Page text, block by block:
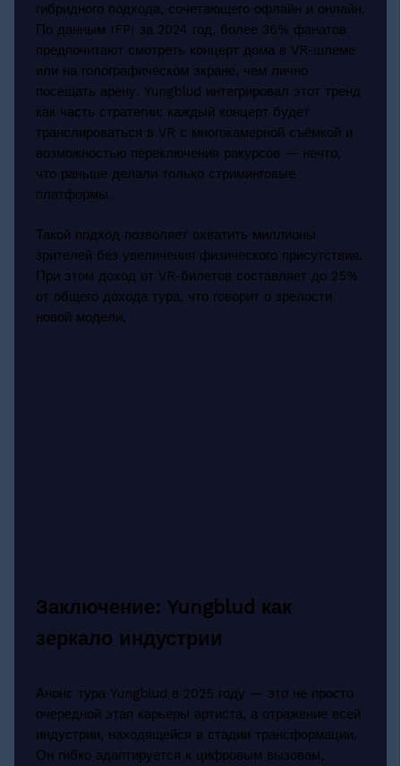
гибридного подхода, сочетающего офлайн и онлайн.
По данным IFPI за 2024 год, более 36% фанатов
предпочитают смотреть концерт дома в VR-шлеме
или на голографическом экране, чем лично
посещать арену. Yungblud интегрировал этот тренд
как часть стратегии: каждый концерт будет
транслироваться в VR с многокамерной съёмкой и
возможностью переключения ракурсов — нечто,
что раньше делали только стриминговые
платформы.
Такой подход позволяет охватить миллионы
зрителей без увеличения физического присутствия.
При этом доход от VR-билетов составляет до 25%
от общего дохода тура, что говорит о зрелости
новой модели.
Заключение: Yungblud как
зеркало индустрии
Анонс тура Yungblud в 2025 году — это не просто
очередной этап карьеры артиста, а отражение всей
индустрии, находящейся в стадии трансформации.
Он гибко адаптируется к цифровым вызовам,